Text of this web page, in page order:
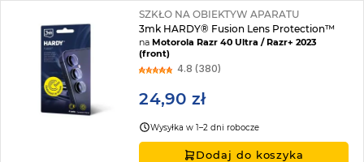
SZKŁO NA OBIEKTYW APARATU
3mk HARDY® Fusion Lens Protection™
naMotorola Razr 40 Ultra / Razr+ 2023
(front)
4.8 (380)
24,90 zł
Wysyłka w 1–2 dni robocze
Dodaj do koszyka